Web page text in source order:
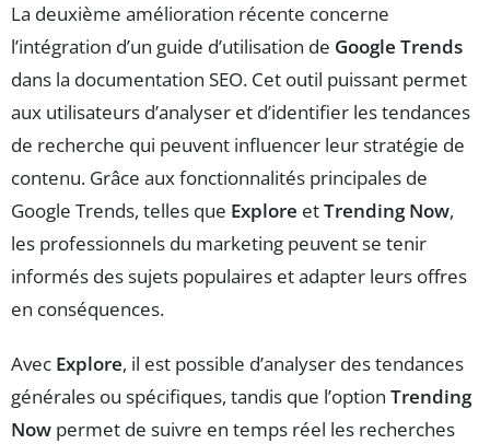
La deuxième amélioration récente concerne
l’intégration d’un guide d’utilisation de Google Trends
dans la documentation SEO. Cet outil puissant permet
aux utilisateurs d’analyser et d’identifier les tendances
de recherche qui peuvent influencer leur stratégie de
contenu. Grâce aux fonctionnalités principales de
Google Trends, telles que Explore etTrending Now,
les professionnels du marketing peuvent se tenir
informés des sujets populaires et adapter leurs offres
en conséquences.
Avec Explore, il est possible d’analyser des tendances
générales ou spécifiques, tandis que l’option Trending
Now permet de suivre en temps réel les recherches